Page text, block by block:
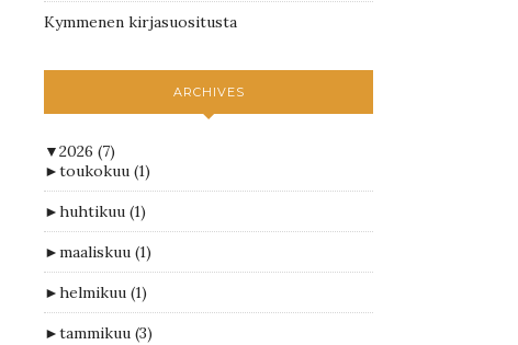
Kymmenen kirjasuositusta
ARCHIVES
▼2026 (7)
►toukokuu (1)
►huhtikuu (1)
►maaliskuu (1)
►helmikuu (1)
►tammikuu (3)